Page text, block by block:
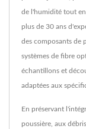
de l'humidité tout
plus de 30 ans
des composants de
systèmes de fibre
échantillons et
adaptées aux
En préservant
poussière, aux